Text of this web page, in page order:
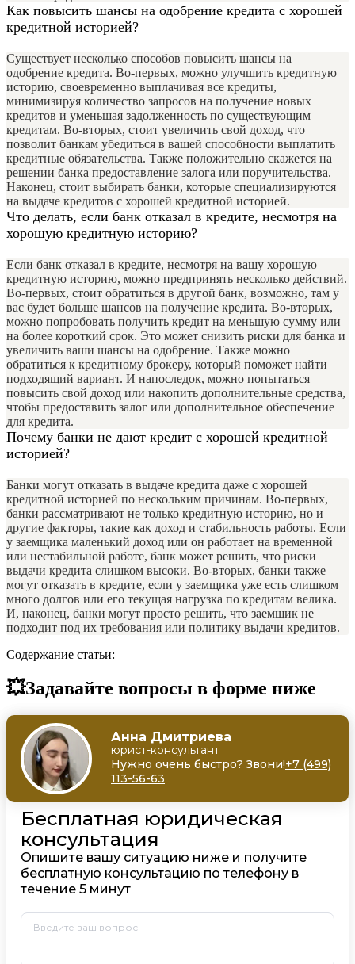
Как повысить шансы на одобрение кредита с хорошей
кредитной историей?
Существует несколько способов повысить шансы на
одобрение кредита. Во-первых, можно улучшить кредитную
историю, своевременно выплачивая все кредиты,
минимизируя количество запросов на получение новых
кредитов и уменьшая задолженность по существующим
кредитам. Во-вторых, стоит увеличить свой доход, что
позволит банкам убедиться в вашей способности выплатить
кредитные обязательства. Также положительно скажется на
решении банка предоставление залога или поручительства.
Наконец, стоит выбирать банки, которые специализируются
на выдаче кредитов с хорошей кредитной историей.
Что делать, если банк отказал в кредите, несмотря на
хорошую кредитную историю?
Если банк отказал в кредите, несмотря на вашу хорошую
кредитную историю, можно предпринять несколько действий.
Во-первых, стоит обратиться в другой банк, возможно, там у
вас будет больше шансов на получение кредита. Во-вторых,
можно попробовать получить кредит на меньшую сумму или
на более короткий срок. Это может снизить риски для банка и
увеличить ваши шансы на одобрение. Также можно
обратиться к кредитному брокеру, который поможет найти
подходящий вариант. И напоследок, можно попытаться
повысить свой доход или накопить дополнительные средства,
чтобы предоставить залог или дополнительное обеспечение
для кредита.
Почему банки не дают кредит с хорошей кредитной
историей?
Банки могут отказать в выдаче кредита даже с хорошей
кредитной историей по нескольким причинам. Во-первых,
банки рассматривают не только кредитную историю, но и
другие факторы, такие как доход и стабильность работы. Если
у заемщика маленький доход или он работает на временной
или нестабильной работе, банк может решить, что риски
выдачи кредита слишком высоки. Во-вторых, банки также
могут отказать в кредите, если у заемщика уже есть слишком
много долгов или его текущая нагрузка по кредитам велика.
И, наконец, банки могут просто решить, что заемщик не
подходит под их требования или политику выдачи кредитов.
Содержание статьи:
💥Задавайте вопросы в форме ниже